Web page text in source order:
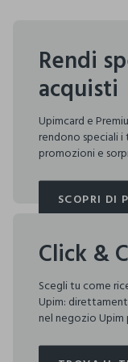
Rendi
acquisti
Upimcard e
rendono speciali
promozioni e
SCOPRI DI
SCOPRI DI
Click &
Scegli tu come
Upim:
nel negozio Upim